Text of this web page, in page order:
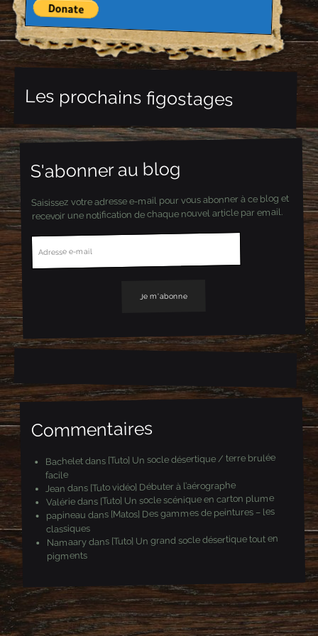
Les prochains figostages
S'abonner au blog
Saisissez votre adresse e-mail pour vous abonner à ce blog et
recevoir une notification de chaque nouvel article par email.
A
d
r
e
-
i
l
Commentaires
Bacheletdans [Tuto] Un socle désertique / terre brulée
facile
Jean dans [Tuto vidéo] Débuter à l’aérographe
Valériedans [Tuto] Un socle scénique en carton plume
papineau dans [Matos] Des gammes de peintures – les
classiques
Namaarydans [Tuto] Un grand socle désertique tout en
pigments